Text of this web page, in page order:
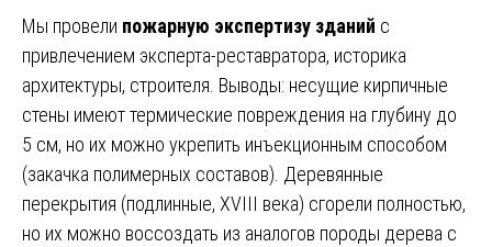
Мы провели пожарную экспертизу зданий с
привлечением эксперта-реставратора, историка
архитектуры, строителя. Выводы: несущие кирпичные
стены имеют термические повреждения на глубину до
5 см, но их можно укрепить инъекционным способом
(закачка полимерных составов). Деревянные
перекрытия (подлинные, XVIII века) сгорели полностью,
но их можно воссоздать из аналогов породы дерева с